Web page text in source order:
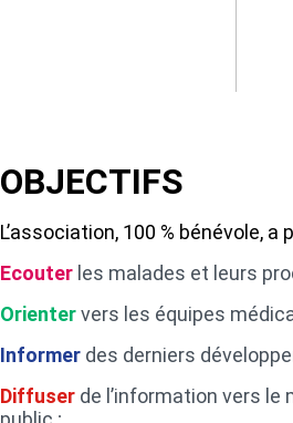
OBJECTIFS
L’association, 100 % bénévole,
Ecouter les malades et leurs
Orientervers les équipes
Informer des derniers
Diffuser de l’information vers le